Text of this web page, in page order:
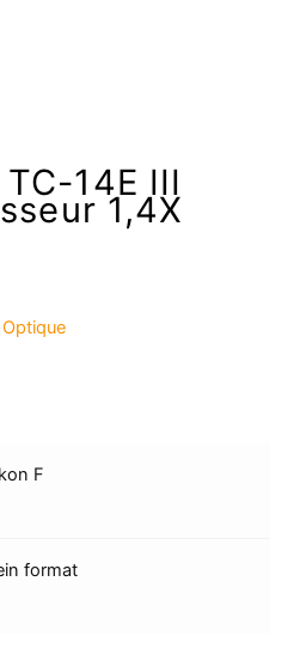
14E III
1,4X
Optique
F
format